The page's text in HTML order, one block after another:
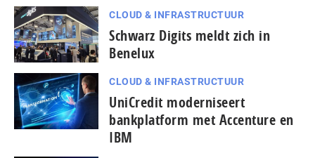
CLOUD & INFRASTRUCTUUR
Schwarz Digits meldt zich in
Benelux
CLOUD & INFRASTRUCTUUR
UniCredit moderniseert
bankplatform met Accenture en
IBM